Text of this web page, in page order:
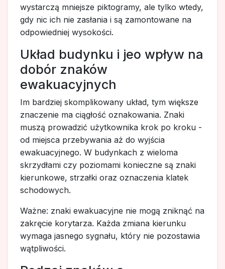
wystarczą mniejsze piktogramy, ale tylko wtedy,
gdy nic ich nie zasłania i są zamontowane na
odpowiedniej wysokości.
Układ budynku i jeo wpływ na
dobór znaków
ewakuacyjnych
Im bardziej skomplikowany układ, tym większe
znaczenie ma ciągłość oznakowania. Znaki
muszą prowadzić użytkownika krok po kroku -
od miejsca przebywania aż do wyjścia
ewakuacyjnego. W budynkach z wieloma
skrzydłami czy poziomami konieczne są znaki
kierunkowe, strzałki oraz oznaczenia klatek
schodowych.
Ważne: znaki ewakuacyjne nie mogą zniknąć na
zakręcie korytarza. Każda zmiana kierunku
wymaga jasnego sygnału, który nie pozostawia
wątpliwości.